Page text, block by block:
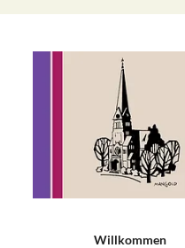
Willkommen